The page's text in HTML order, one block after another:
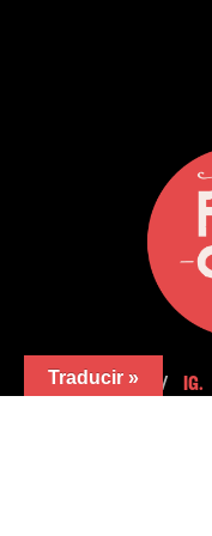
FB. /IG.
Traducir »